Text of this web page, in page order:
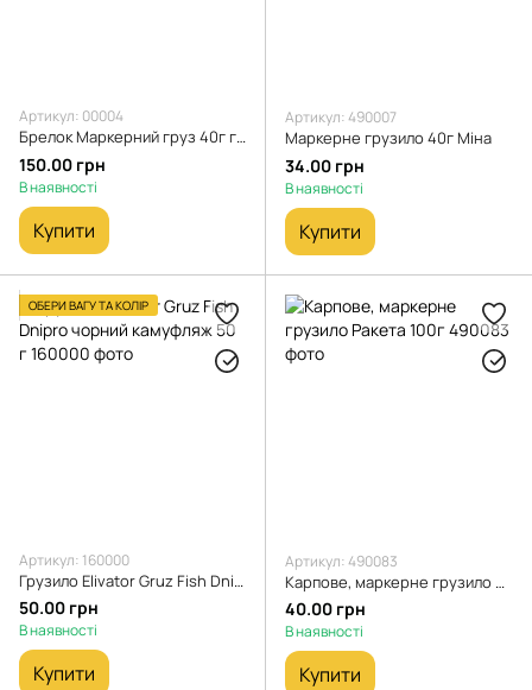
Артикул: 00004
Брелок Маркерний груз 40г глиняний камуфляж
150.00 грн
В наявності
Купити
Артикул: 490007
Маркерне грузило 40г Міна
34.00 грн
В наявності
Купити
ОБЕРИ ВАГУ ТА КОЛІР
Артикул: 160000
Грузило Elivator Gruz Fish Dnipro чорний камуфляж 50 г
50.00 грн
В наявності
Купити
Артикул: 490083
Карпове, маркерне грузило Ракета 100г
40.00 грн
В наявності
Купити